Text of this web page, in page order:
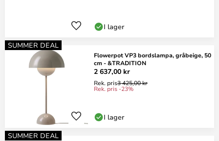
I lager
SUMMER DEAL
Flowerpot VP3 bordslampa, gråbeige, 50
cm - &TRADITION
2 637,00 kr
Rek. pris3 425,00 kr
Rek. pris -23%
I lager
SUMMER DEAL